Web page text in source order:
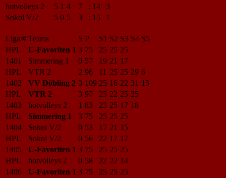
hotvolleys 2
5 1 4 7 : 14
3
Sokol V/2
5 0 5 3 : 15 1
Liga/# Teams S P S1 S2 S3 S4 S5
HPL
U-Favoriten 1 3 75 25 25 25
1401
Simmering 1 0 57 19 21 17
HPL
VTR 2 2 96 11 25 25 29 6
1402
VV Döbling 2 3 109 25 16 22 31 15
HPL
VTR 2 3 97 25 22 25 25
1403
hotvolleys 2 1 83 23 25 17 18
HPL
Simmering 1 3 75 25 25 25
1404
Sokol V/2 0 53 17 21 15
HPL
Sokol V/2 0 56 22 17 17
1405
U-Favoriten 1 3 75 25 25 25
HPL
hotvolleys 2 0 58 22 22 14
1406
U-Favoriten 1 3 75 25 25 25